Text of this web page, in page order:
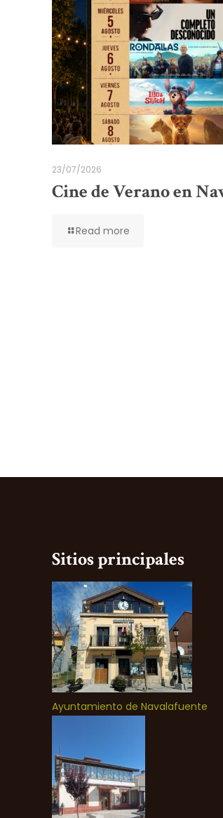
23/07/2026
Cine de Verano en
Read more
Sitios principales
Ayuntamiento de Navalafuente